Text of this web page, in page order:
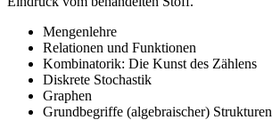
Mengenlehre
Relationen und Funktionen
Kombinatorik: Die Kunst des Zählens
Diskrete Stochastik
Graphen
Grundbegriffe (algebraischer) Strukturen